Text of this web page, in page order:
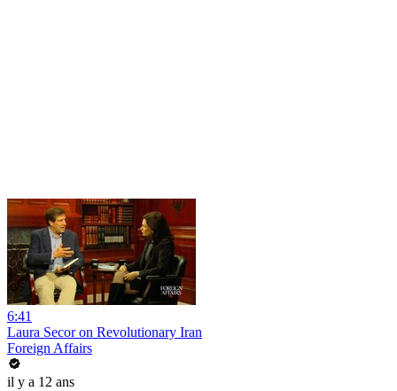
6:41
Laura Secor on Revolutionary Iran
Foreign Affairs
il y a 12 ans